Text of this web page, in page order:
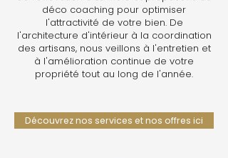
déco coaching pour optimiser
l'attractivité de votre bien. De
l'architecture d'intérieur à la coordination
des artisans, nous veillons à l'entretien et
à l'amélioration continue de votre
propriété tout au long de l'année.
Découvrez nos services et nos offres ici